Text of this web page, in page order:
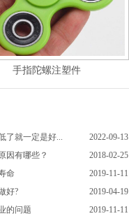
手指陀螺注塑件
2022-09-13
了就一定是好...
2018-02-25
因有哪些？
2019-11-11
命
2019-04-19
好?
2019-11-11
的问题